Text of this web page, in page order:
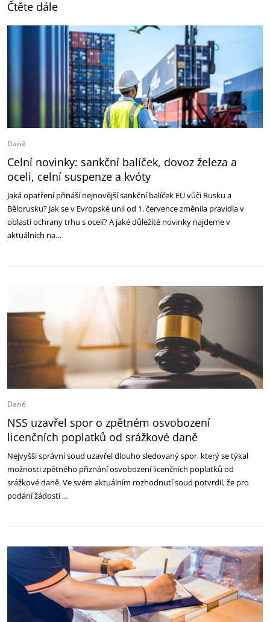
Čtěte dále
Daně
Celní novinky: sankční balíček, dovoz železa a
oceli, celní suspenze a kvóty
Jaká opatření přináší nejnovější sankční balíček EU vůči Rusku a
Bělorusku? Jak se v Evropské unii od 1. července změnila pravidla v
oblasti ochrany trhu s ocelí? A jaké důležité novinky najdeme v
aktuálních na…
Daně
NSS uzavřel spor o zpětném osvobození
licenčních poplatků od srážkové daně
Nejvyšší správní soud uzavřel dlouho sledovaný spor, který se týkal
možnosti zpětného přiznání osvobození licenčních poplatků od
srážkové daně. Ve svém aktuálním rozhodnutí soud potvrdil, že pro
podání žádosti …